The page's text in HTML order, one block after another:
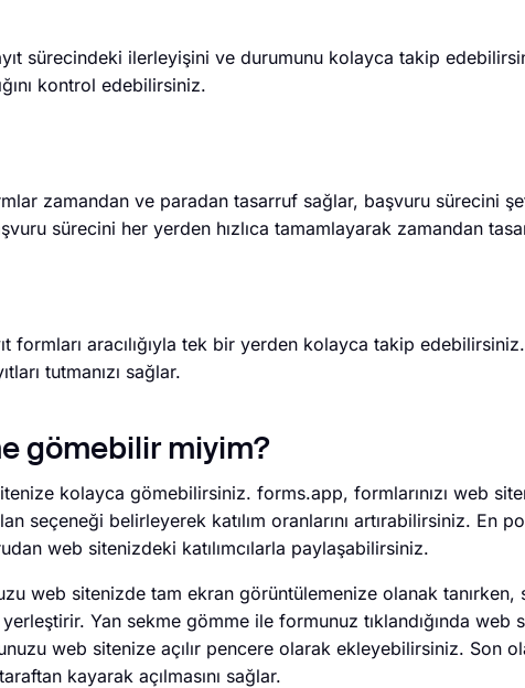
sürecindeki ilerleyişini ve durumunu kolayca takip
kontrol edebilirsiniz.
zamandan ve paradan tasarruf sağlar, başvuru sürecini
sürecini her yerden hızlıca tamamlayarak zamandan
formları aracılığıyla tek bir yerden kolayca takip
tutmanızı sağlar.
gömebilir miyim?
kolayca gömebilirsiniz. forms.app, formlarınızı web
seçeneği belirleyerek katılım oranlarını artırabilirsiniz. En
web sitenizdeki katılımcılarla paylaşabilirsiniz.
web sitenizde tam ekran görüntülemenize olanak tanırken,
Yan sekme gömme ile formunuz tıklandığında web
web sitenize açılır pencere olarak ekleyebilirsiniz. Son
kayarak açılmasını sağlar.